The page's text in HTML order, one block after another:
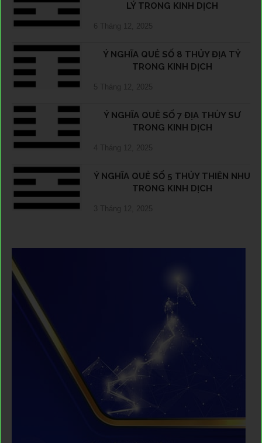
LÝ TRONG KINH DỊCH
6 Tháng 12, 2025
Ý NGHĨA QUẺ SỐ 8 THỦY ĐỊA TỶ
TRONG KINH DỊCH
5 Tháng 12, 2025
Ý NGHĨA QUẺ SỐ 7 ĐỊA THỦY SƯ
TRONG KINH DỊCH
4 Tháng 12, 2025
Ý NGHĨA QUẺ SỐ 5 THỦY THIÊN NHU
TRONG KINH DỊCH
3 Tháng 12, 2025